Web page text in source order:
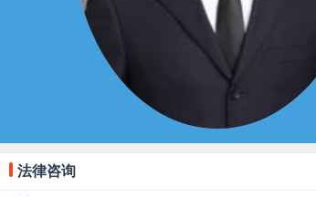
法律咨询